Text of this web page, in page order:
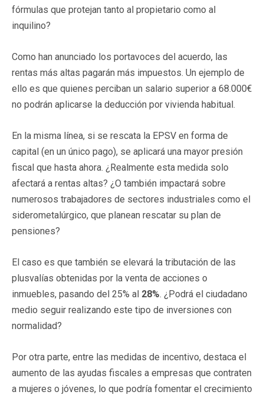
fórmulas que protejan tanto al propietario como al
inquilino?
Como han anunciado los portavoces del acuerdo, las
rentas más altas pagarán más impuestos. Un ejemplo de
ello es que quienes perciban un salario superior a 68.000€
no podrán aplicarse la deducción por vivienda habitual.
En la misma línea, si se rescata la EPSV en forma de
capital (en un único pago), se aplicará una mayor presión
fiscal que hasta ahora. ¿Realmente esta medida solo
afectará a rentas altas? ¿O también impactará sobre
numerosos trabajadores de sectores industriales como el
siderometalúrgico, que planean rescatar su plan de
pensiones?
El caso es que también se elevará la tributación de las
plusvalías obtenidas por la venta de acciones o
inmuebles, pasando del 25% al 28%. ¿Podrá el ciudadano
medio seguir realizando este tipo de inversiones con
normalidad?
Por otra parte, entre las medidas de incentivo, destaca el
aumento de las ayudas fiscales a empresas que contraten
a mujeres o jóvenes, lo que podría fomentar el crecimiento